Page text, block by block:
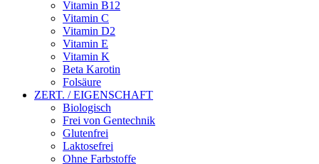
Vitamin B12
Vitamin C
Vitamin D2
Vitamin E
Vitamin K
Beta Karotin
Folsäure
ZERT. / EIGENSCHAFT
Biologisch
Frei von Gentechnik
Glutenfrei
Laktosefrei
Ohne Farbstoffe